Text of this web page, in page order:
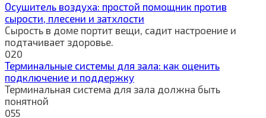
Осушитель воздуха: простой помощник против
сырости, плесени и затхлости
Сырость в доме портит вещи, садит настроение и
подтачивает здоровье.
020
Терминальные системы для зала: как оценить
подключение и поддержку
Терминальная система для зала должна быть
понятной
055